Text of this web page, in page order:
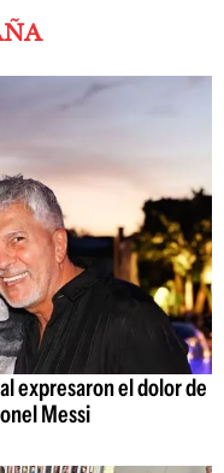
expresaron el dolor de
Messi